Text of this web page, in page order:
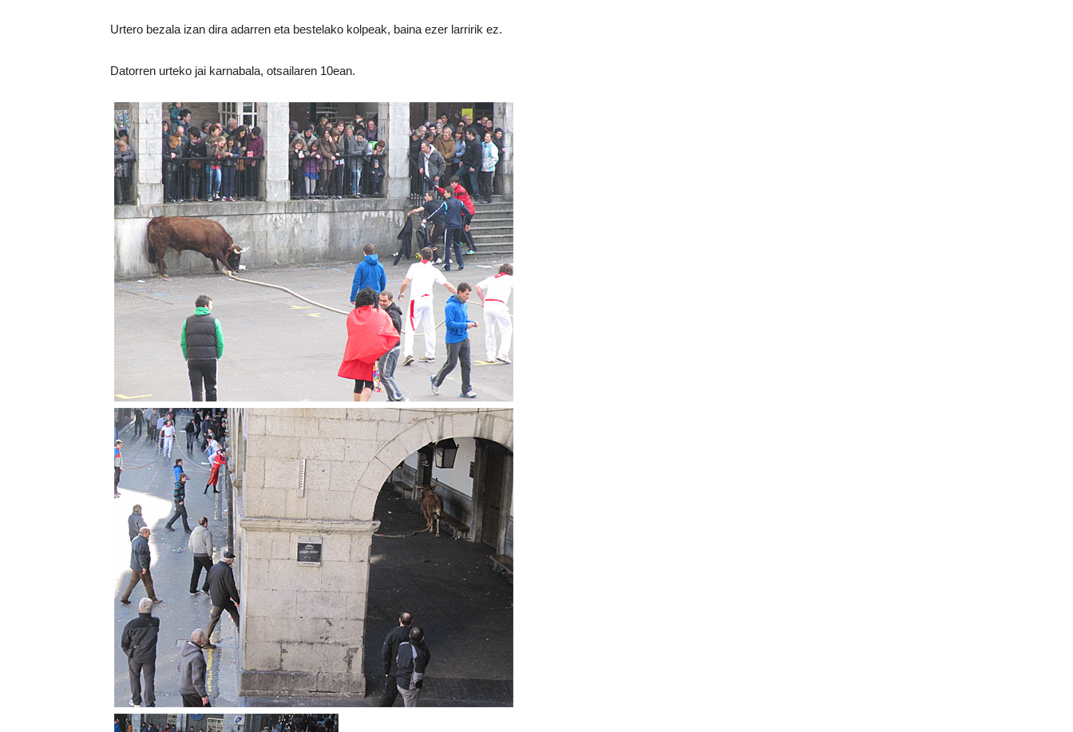
Urtero bezala izan dira adarren eta bestelako kolpeak, baina ezer larririk ez.
Datorren urteko jai karnabala, otsailaren 10ean.